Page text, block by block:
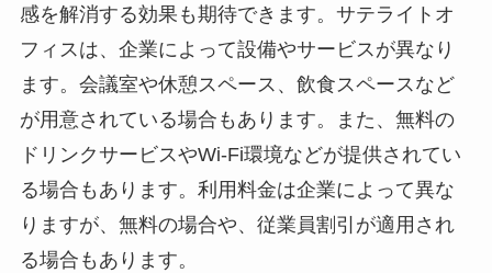
感を解消する効果も期待できます。サテライトオ
フィスは、企業によって設備やサービスが異なり
ます。会議室や休憩スペース、飲食スペースなど
が用意されている場合もあります。また、無料の
ドリンクサービスやWi-Fi環境などが提供されてい
る場合もあります。利用料金は企業によって異な
りますが、無料の場合や、従業員割引が適用され
る場合もあります。